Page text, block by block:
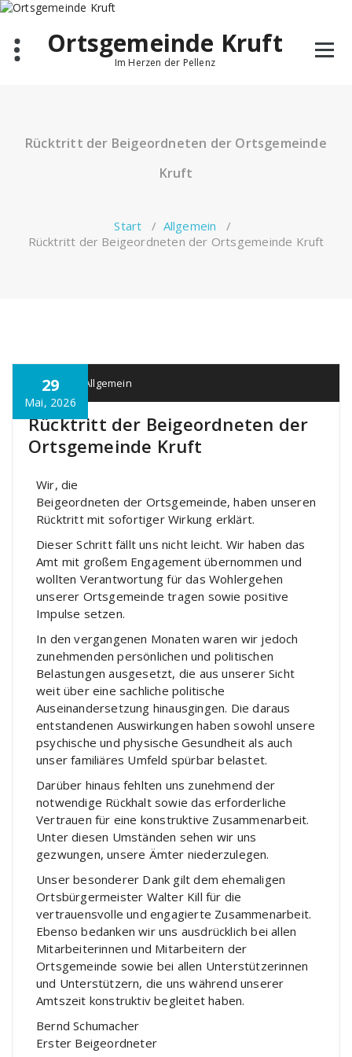
Ortsgemeinde Kruft
Im Herzen der Pellenz
Rücktritt der Beigeordneten der Ortsgemeinde
Kruft
Start / Allgemein /
Rücktritt der Beigeordneten der Ortsgemeinde Kruft
29
Mai, 2026
kruft Allgemein
Rücktritt der Beigeordneten der
Ortsgemeinde Kruft
Wir, die
Beigeordneten der Ortsgemeinde, haben unseren
Rücktritt mit sofortiger Wirkung erklärt.
Dieser Schritt fällt uns nicht leicht. Wir haben das
Amt mit großem Engagement übernommen und
wollten Verantwortung für das Wohlergehen
unserer Ortsgemeinde tragen sowie positive
Impulse setzen.
In den vergangenen Monaten waren wir jedoch
zunehmenden persönlichen und politischen
Belastungen ausgesetzt, die aus unserer Sicht
weit über eine sachliche politische
Auseinandersetzung hinausgingen. Die daraus
entstandenen Auswirkungen haben sowohl unsere
psychische und physische Gesundheit als auch
unser familiäres Umfeld spürbar belastet.
Darüber hinaus fehlten uns zunehmend der
notwendige Rückhalt sowie das erforderliche
Vertrauen für eine konstruktive Zusammenarbeit.
Unter diesen Umständen sehen wir uns
gezwungen, unsere Ämter niederzulegen.
Unser besonderer Dank gilt dem ehemaligen
Ortsbürgermeister Walter Kill für die
vertrauensvolle und engagierte Zusammenarbeit.
Ebenso bedanken wir uns ausdrücklich bei allen
Mitarbeiterinnen und Mitarbeitern der
Ortsgemeinde sowie bei allen Unterstützerinnen
und Unterstützern, die uns während unserer
Amtszeit konstruktiv begleitet haben.
Bernd Schumacher
Erster Beigeordneter